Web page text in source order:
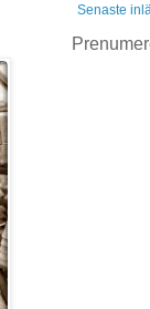
Senaste